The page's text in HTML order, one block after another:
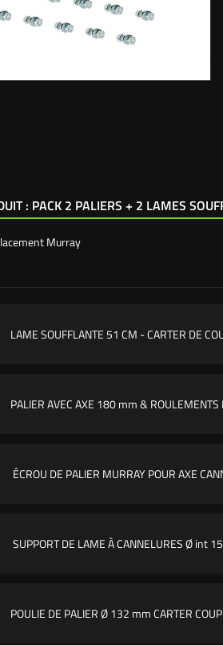
: PACK 2 PALIERS + 2 LAMES
Murray
LAME SOUFFLANTE 51 CM - CARTER DE
PALIER AVEC AXE 180 mm & ROULEMENTS
ÉCROU DE PALIER MURRAY POUR AXE
SUPPORT DE LAME À CANNELURES Ø int
POULIE DE PALIER Ø 132 mm CARTER